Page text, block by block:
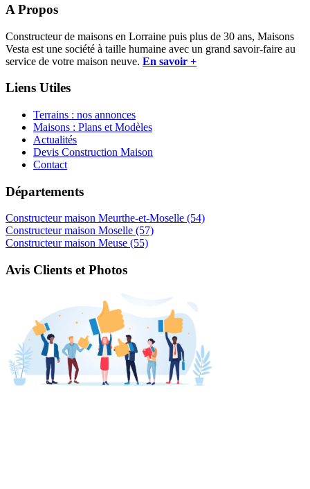
A Propos
Constructeur de maisons en Lorraine puis plus de 30 ans, Maisons
Vesta est une société à taille humaine avec un grand savoir-faire au
service de votre maison neuve. En savoir +
Liens Utiles
Terrains : nos annonces
Maisons : Plans et Modèles
Actualités
Devis Construction Maison
Contact
Départements
Constructeur maison Meurthe-et-Moselle (54)
Constructeur maison Moselle (57)
Constructeur maison Meuse (55)
Avis Clients et Photos